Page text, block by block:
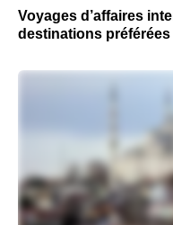
Voyages d’affaires
destinations préférées